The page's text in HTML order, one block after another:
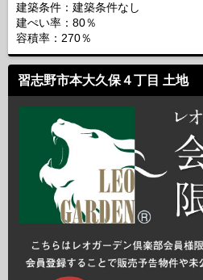
建築条件： 建築条件なし
建ぺい率：80％
容積率：270％
習志野市本大久保４丁目 土地